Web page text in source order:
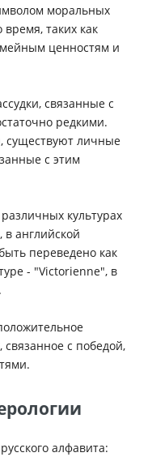
моральных
таких как
ценностям и
связанные с
редкими.
существуют личные
с этим
культурах
английской
переведено как
- "Victorienne", в
с победой,
алфавита: